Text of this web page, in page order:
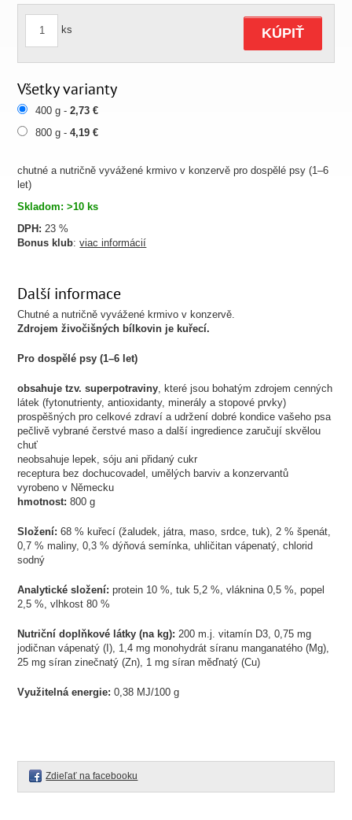
chutné a nutričně vyvážené krmivo v konzervě pro dospělé psy (1–⁠6
let)
Skladom: >10 ks
DPH: 23 %
Bonus klub:viac informácií
ks KÚPIŤ
Všetky varianty
400 g -2,73 €
800 g -4,19 €
Další informace
Chutné a nutričně vyvážené krmivo v konzervě.
Zdrojem živočišných bílkovin je kuřecí.
Pro dospělé psy (1–⁠6 let)
obsahuje tzv. superpotraviny, které jsou bohatým zdrojem cenných
látek (fytonutrienty, antioxidanty, minerály a stopové prvky)
prospěšných pro celkové zdraví a udržení dobré kondice vašeho psa
pečlivě vybrané čerstvé maso a další ingredience zaručují skvělou
chuť
neobsahuje lepek, sóju ani přidaný cukr
receptura bez dochucovadel, umělých barviv a konzervantů
vyrobeno v Německu
hmotnost: 800 g
Složení: 68 % kuřecí (žaludek, játra, maso, srdce, tuk), 2 % špenát,
0,7 % maliny, 0,3 % dýňová semínka, uhličitan vápenatý, chlorid
sodný
Analytické složení:protein 10 %, tuk 5,2 %, vláknina 0,5 %, popel
2,5 %, vlhkost 80 %
Nutriční doplňkové látky (na kg): 200 m.j. vitamín D3, 0,75 mg
jodičnan vápenatý (I), 1,4 mg monohydrát síranu manganatého (Mg),
25 mg síran zinečnatý (Zn), 1 mg síran měďnatý (Cu)
Využitelná energie: 0,38 MJ/100 g
Zdieľať na facebooku